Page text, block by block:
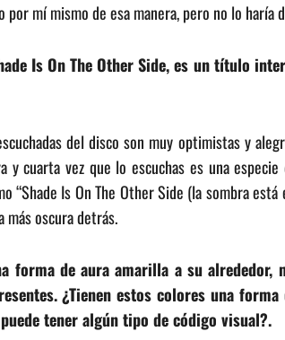
mí mismo de esa manera, pero no lo haría
Is On The Other Side, es un título
del disco son muy optimistas y
cuarta vez que lo escuchas es una
“Shade Is On The Other Side (la sombra
más oscura detrás.
forma de aura amarilla a su
¿Tienen estos colores una
tener algún tipo de código visual?.